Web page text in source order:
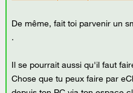
De même, fait toi parvenir un
.
Il se pourrait aussi qu'il faut
Chose que tu peux faire par